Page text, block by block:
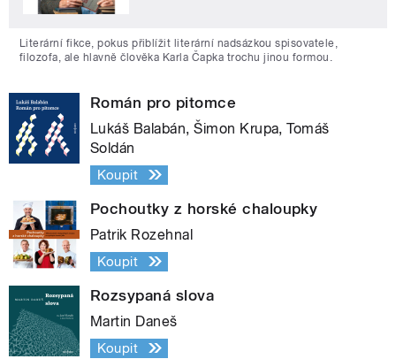
Literární fikce, pokus přiblížit literární nadsázkou spisovatele,
filozofa, ale hlavně člověka Karla Čapka trochu jinou formou.
Román pro pitomce
Lukáš Balabán, Šimon Krupa, Tomáš
Soldán
Koupit
Pochoutky z horské chaloupky
Patrik Rozehnal
Koupit
Rozsypaná slova
Martin Daneš
Koupit